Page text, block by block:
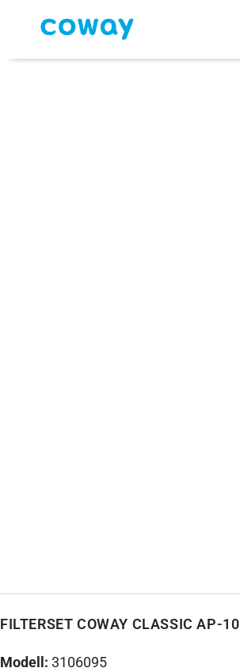
FILTERSET COWAY CLASSIC AP-
Modell: 3106095